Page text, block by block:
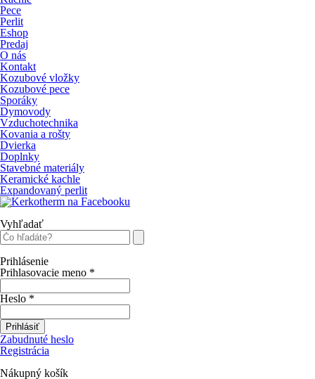
Pece
Perlit
Eshop
Predaj
O nás
Kontakt
Kozubové vložky
Kozubové pece
Sporáky
Dymovody
Vzduchotechnika
Kovania a rošty
Dvierka
Doplnky
Stavebné materiály
Keramické kachle
Expandovaný perlit
Vyhľadať
Prihlásenie
Prihlasovacie meno *
Heslo *
Prihlásiť
Zabudnuté heslo
Registrácia
Nákupný košík